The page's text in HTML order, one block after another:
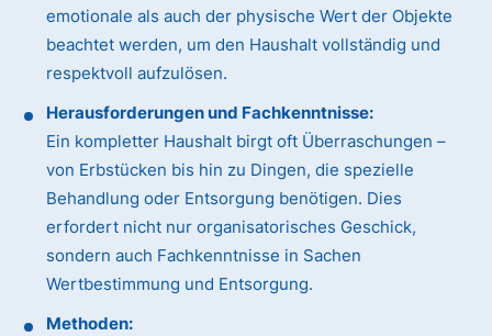
emotionale als auch der physische Wert der Objekte
beachtet werden, um den Haushalt vollständig und
respektvoll aufzulösen.
Herausforderungen und Fachkenntnisse:
Ein kompletter Haushalt birgt oft Überraschungen –
von Erbstücken bis hin zu Dingen, die spezielle
Behandlung oder Entsorgung benötigen. Dies
erfordert nicht nur organisatorisches Geschick,
sondern auch Fachkenntnisse in Sachen
Wertbestimmung und Entsorgung.
Methoden: